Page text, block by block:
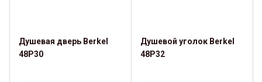
Душевая дверь Berkel
48P30
Душевой уголок Berkel
48P32